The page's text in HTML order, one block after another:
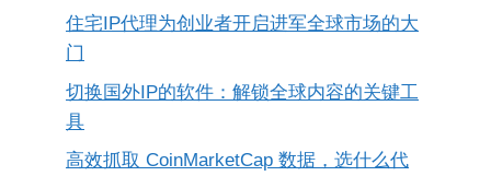
住宅IP代理为创业者开启进军全球市场的大
门
切换国外IP的软件：解锁全球内容的关键工
具
高效抓取 CoinMarketCap 数据，选什么代